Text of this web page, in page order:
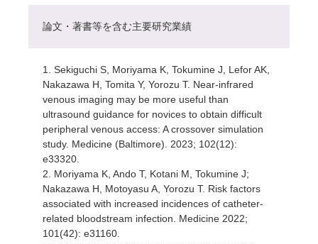
論文・著書等を含む主要研究業績
1. Sekiguchi S, Moriyama K, Tokumine J, Lefor AK,
Nakazawa H, Tomita Y, Yorozu T. Near-infrared
venous imaging may be more useful than
ultrasound guidance for novices to obtain difficult
peripheral venous access: A crossover simulation
study. Medicine (Baltimore). 2023; 102(12):
e33320.
2. Moriyama K, Ando T, Kotani M, Tokumine J;
Nakazawa H, Motoyasu A, Yorozu T. Risk factors
associated with increased incidences of catheter-
related bloodstream infection. Medicine 2022;
101(42): e31160.